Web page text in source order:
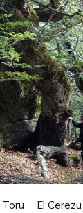
El Cerezu